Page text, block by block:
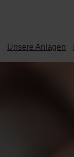
Unsere Anlagen